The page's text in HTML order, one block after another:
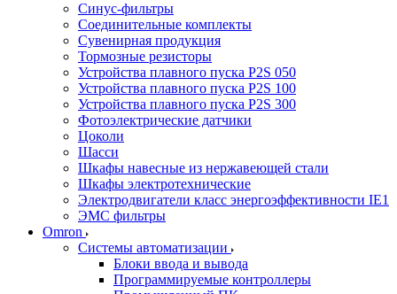
Синус-фильтры
Соединительные комплекты
Сувенирная продукция
Тормозные резисторы
Устройства плавного пуска P2S 050
Устройства плавного пуска P2S 100
Устройства плавного пуска P2S 300
Фотоэлектрические датчики
Цоколи
Шасси
Шкафы навесные из нержавеющей стали
Шкафы электротехнические
Электродвигатели класс энергоэффективности IE1
ЭМС фильтры
Omron
Системы автоматизации
Блоки ввода и вывода
Программируемые контроллеры